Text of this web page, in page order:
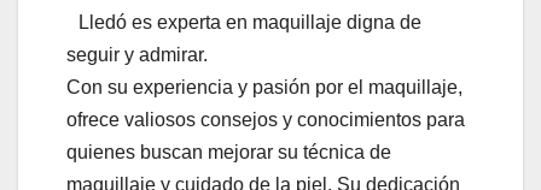
Lledó es experta en maquillaje digna de
seguir y admirar.
Con su experiencia y pasión por el maquillaje,
ofrece valiosos consejos y conocimientos para
quienes buscan mejorar su técnica de
maquillaje y cuidado de la piel. Su dedicación